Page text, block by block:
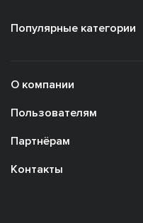
Популярные категории
О компании
Пользователям
Партнёрам
Контакты